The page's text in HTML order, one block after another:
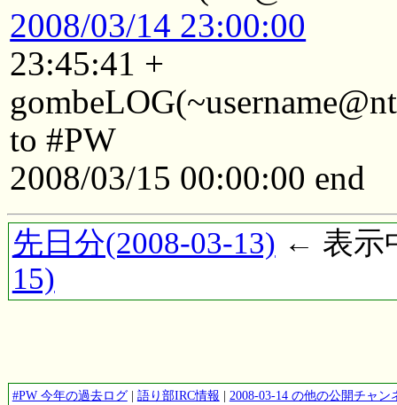
2008/03/14 23:00:00
23:45:41 +
to #PW
2008/03/15 00:00:00 end
先日分(2008-03-13) ← 表示
15)
#PW 今年の過去ログ| 語り部IRC情報 | 2008-03-14 の他の公開チャン